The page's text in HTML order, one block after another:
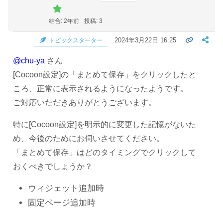
結合: 2年前 投稿: 3
トピックスターター 2024年3月22日 16:25
@chu-ya さん
[Cocoon設定]の 「まとめて保存」をクリックしたと
ころ、正常に表示されるようになったようです。
ご対応いただきありがとうございます。
特に[Cocoon設定]を明示的に変更した記憶がないた
め、今後のためにお伺いさせてください。
「まとめて保存」はどのタイミングでクリックして
おくべきでしょうか？
ウィジェット追加時
固定ページ追加時